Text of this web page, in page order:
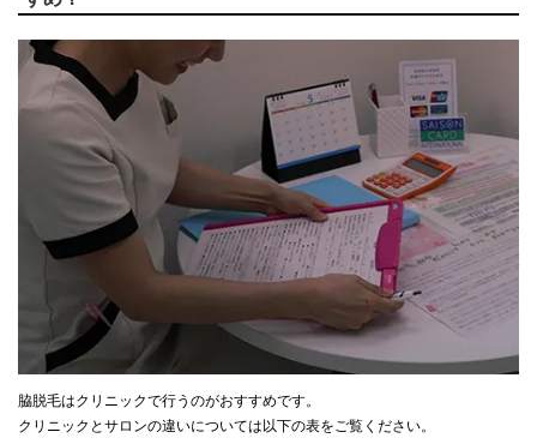
脇脱毛はクリニックで行うのがおすすめです。
クリニックとサロンの違いについては以下の表をご覧ください。